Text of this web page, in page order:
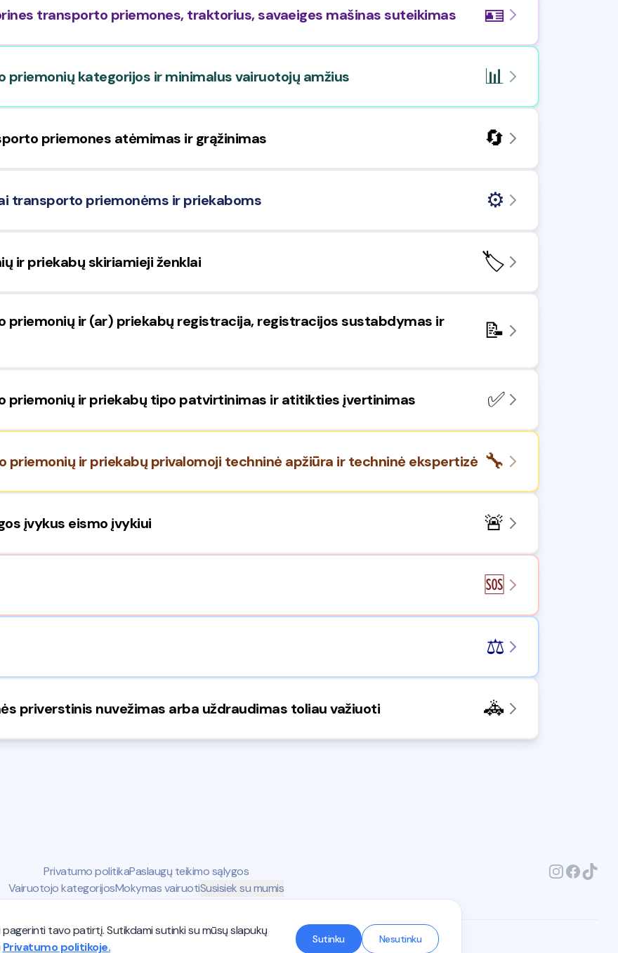
tavo patirtį. Sutikdami sutinki su mūsų slapukų
Privatumo politikoje.
Sutinku Nesutinku
transporto priemones, traktorius, savaeiges mašinas suteikimas 🪪
kategorijos ir minimalus vairuotojų amžius 📊
priemones atėmimas ir grąžinimas 🔄
transporto priemonėms ir priekaboms ⚙️
ir priekabų skiriamieji ženklai 🏷️
ir (ar) priekabų registracija, registracijos sustabdymas ir
📝
priemonių ir priekabų tipo patvirtinimas ir atitikties įvertinimas ✅
ir priekabų privalomoji techninė apžiūra ir techninė ekspertizė 🔧
įvykus eismo įvykiui 🚨
🆘
⚖️
priverstinis nuvežimas arba uždraudimas toliau važiuoti 🚓
Privatumo politikaPaslaugų teikimo sąlygos
Vairuotojo kategorijosMokymas vairuotiSusisiek su mumis